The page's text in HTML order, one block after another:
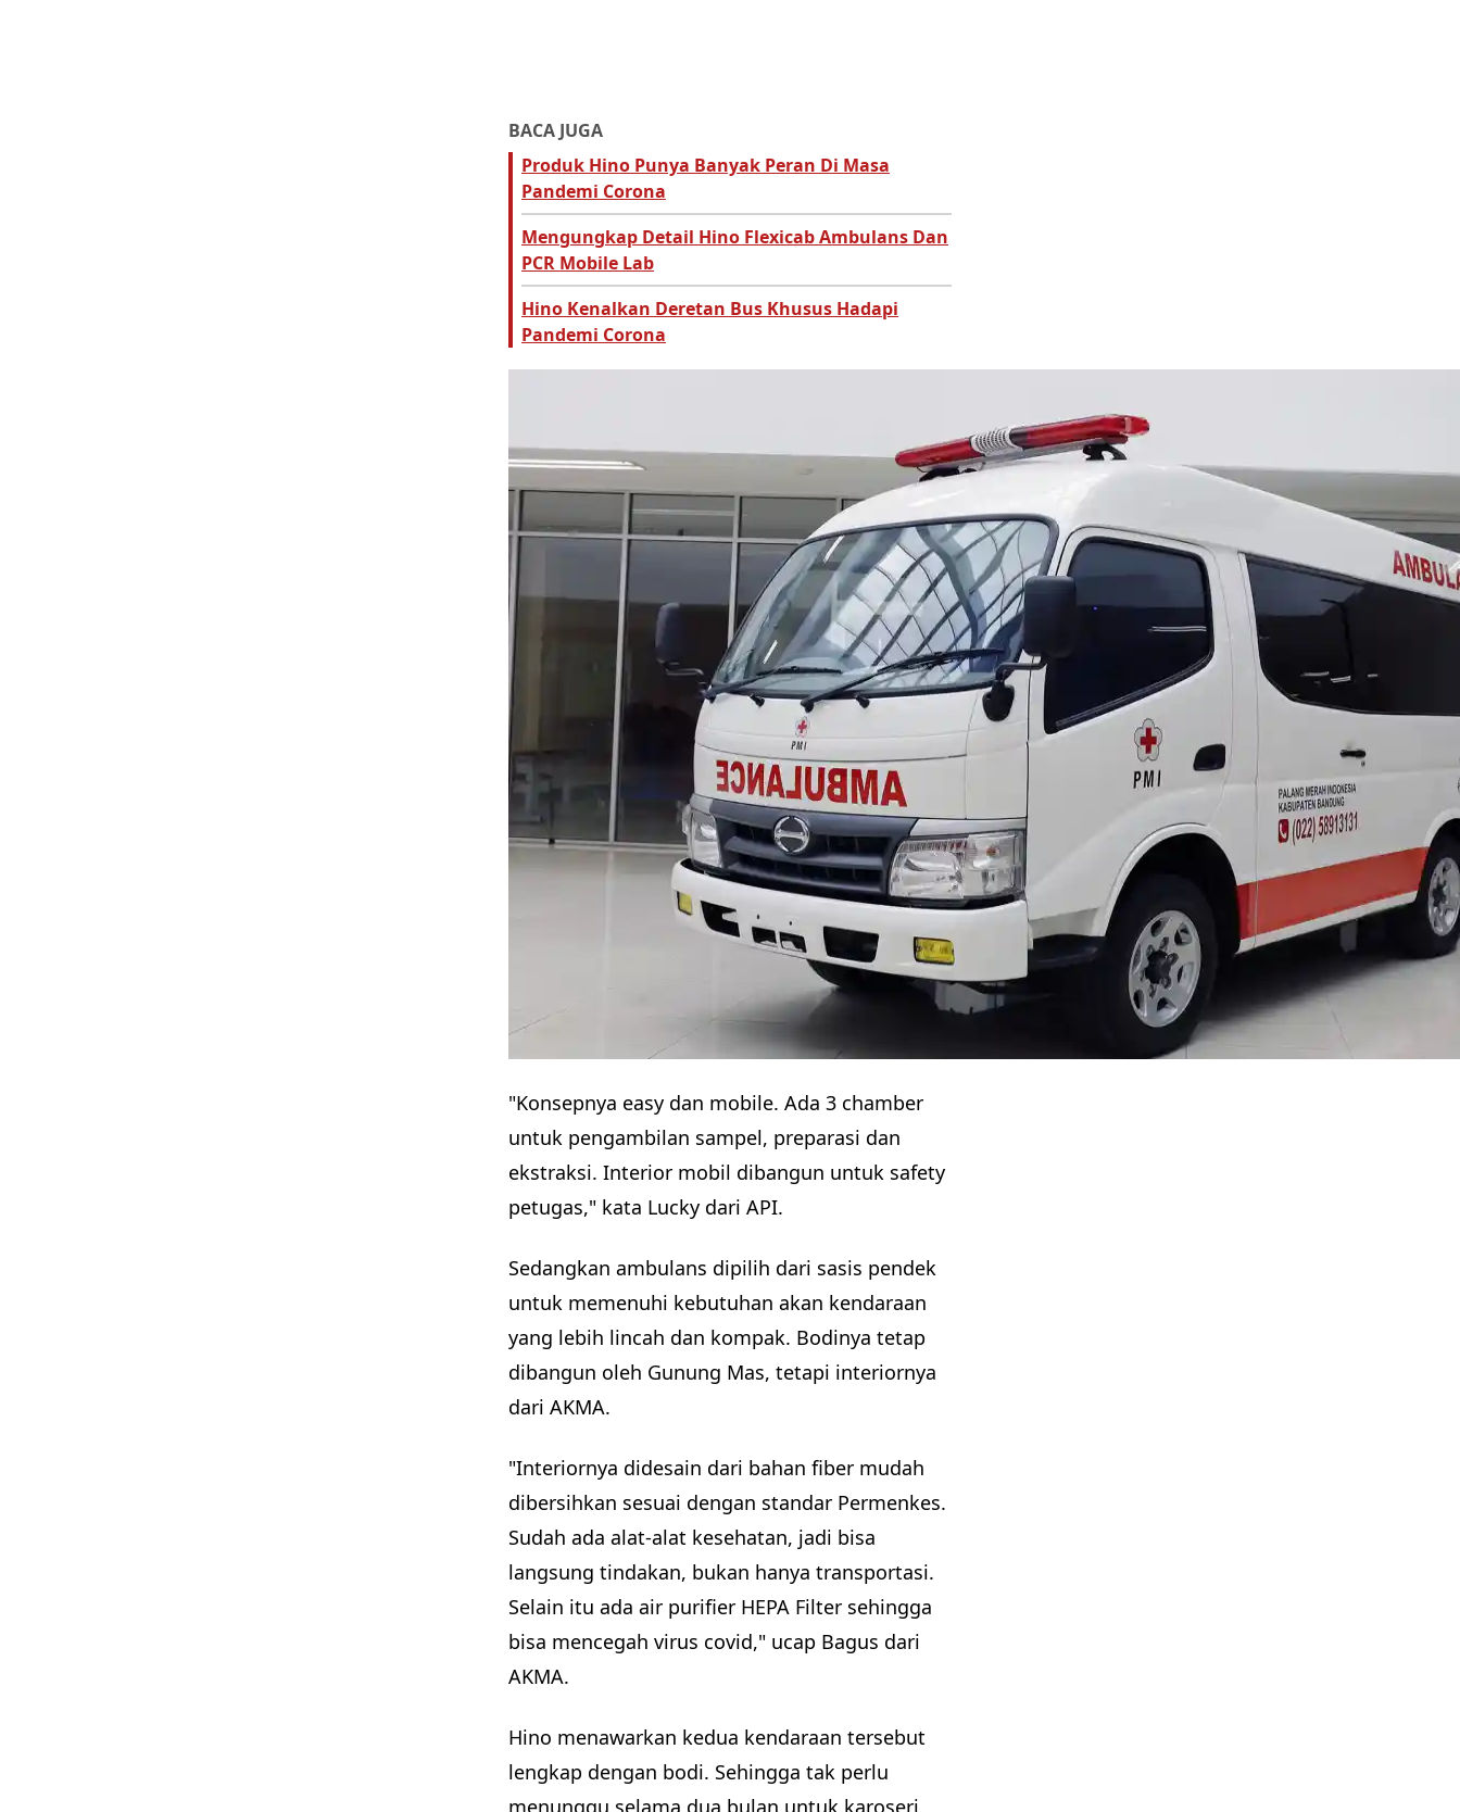
BACA JUGA
Produk Hino Punya Banyak Peran Di Masa
Pandemi Corona
Mengungkap Detail Hino Flexicab Ambulans Dan
PCR Mobile Lab
Hino Kenalkan Deretan Bus Khusus Hadapi
Pandemi Corona
"Konsepnya easy dan mobile. Ada 3 chamber
untuk pengambilan sampel, preparasi dan
ekstraksi. Interior mobil dibangun untuk safety
petugas," kata Lucky dari API.
Sedangkan ambulans dipilih dari sasis pendek
untuk memenuhi kebutuhan akan kendaraan
yang lebih lincah dan kompak. Bodinya tetap
dibangun oleh Gunung Mas, tetapi interiornya
dari AKMA.
"Interiornya didesain dari bahan fiber mudah
dibersihkan sesuai dengan standar Permenkes.
Sudah ada alat-alat kesehatan, jadi bisa
langsung tindakan, bukan hanya transportasi.
Selain itu ada air purifier HEPA Filter sehingga
bisa mencegah virus covid," ucap Bagus dari
AKMA.
Hino menawarkan kedua kendaraan tersebut
lengkap dengan bodi. Sehingga tak perlu
menunggu selama dua bulan untuk karoseri